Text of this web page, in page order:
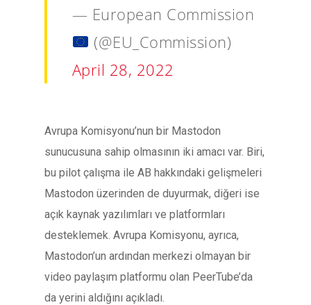
— European Commission
(@EU_Commission)
April 28, 2022
Avrupa Komisyonu’nun bir Mastodon
sunucusuna sahip olmasının iki amacı var. Biri,
bu pilot çalışma ile AB hakkındaki gelişmeleri
Mastodon üzerinden de duyurmak, diğeri ise
açık kaynak yazılımları ve platformları
desteklemek. Avrupa Komisyonu, ayrıca,
Mastodon’un ardından merkezi olmayan bir
video paylaşım platformu olan PeerTube’da
da yerini aldığını açıkladı.